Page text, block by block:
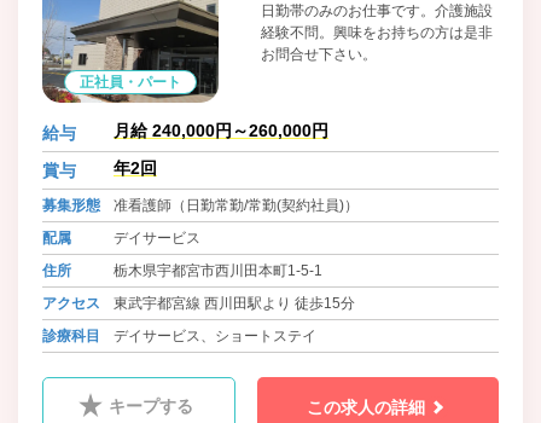
正社員・パート
日勤帯のみのお仕事です。介護施設
経験不問。興味をお持ちの方は是非
お問合せ下さい。
給与 月給 240,000円～260,000円
賞与 年2回
募集形態
准看護師（日勤常勤/常勤(契約社員)）
配属
デイサービス
住所
栃木県宇都宮市西川田本町1-5-1
アクセス
東武宇都宮線 西川田駅より 徒歩15分
診療科目
デイサービス、ショートステイ
キープする この求人の詳細